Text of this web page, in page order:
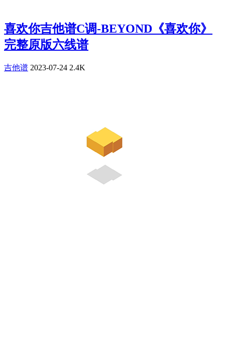
喜欢你吉他谱C调-BEYOND《喜欢你》
完整原版六线谱
吉他谱 2023-07-24 2.4K